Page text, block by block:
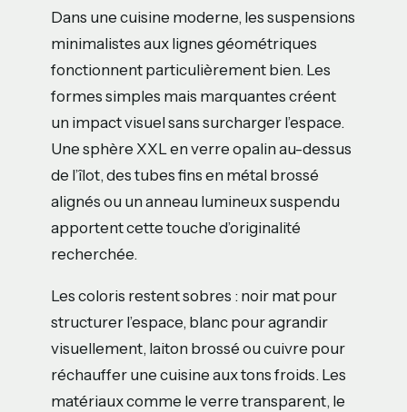
Dans une cuisine moderne, les suspensions
minimalistes aux lignes géométriques
fonctionnent particulièrement bien. Les
formes simples mais marquantes créent
un impact visuel sans surcharger l’espace.
Une sphère XXL en verre opalin au-dessus
de l’îlot, des tubes fins en métal brossé
alignés ou un anneau lumineux suspendu
apportent cette touche d’originalité
recherchée.
Les coloris restent sobres : noir mat pour
structurer l’espace, blanc pour agrandir
visuellement, laiton brossé ou cuivre pour
réchauffer une cuisine aux tons froids. Les
matériaux comme le verre transparent, le